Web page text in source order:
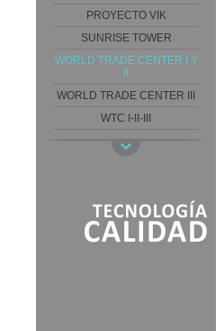
PROYECTO VIK
SUNRISE TOWER
WORLD TRADE CENTER I Y
WORLD TRADE CENTER III
WTC I-II-III